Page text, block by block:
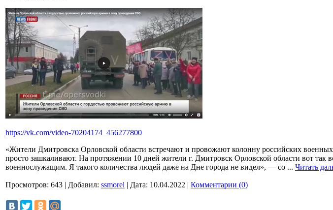
https://vk.com/video-70204174_456277800
«Жители Дмитровска Орловской области встречают и провожают колонну российских
просто зашкаливают. На протяжении 10 дней жители г. Дмитровск Орловской области вот
военнослужащим. Я такого количества людей даже на Дне города не видел», — со ... Читать
Просмотров: 643 | Добавил: ssmorel | Дата: 10.04.2022 | Комментарии (0)